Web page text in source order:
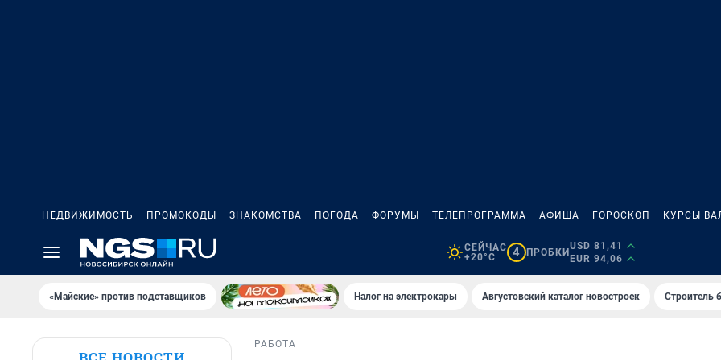
НЕДВИЖИМОСТЬ ПРОМОКОДЫ ЗНАКОМСТВА ПОГОДА ФОРУМЫ ТЕЛЕПРОГРАММА АФИША ГОРОСКОП КУРСЫ
СЕЙЧАС
+20°C
4 ПРОБКИ
USD 81,41
EUR 94,06
«Майские» против подставщиков Налог на электрокары Августовский каталог новостроек Строитель
РАБОТА